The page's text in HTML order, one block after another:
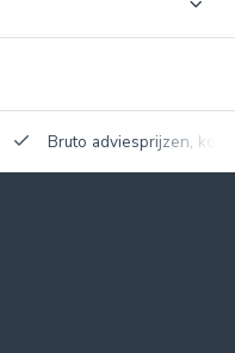
Bruto adviesprijzen,